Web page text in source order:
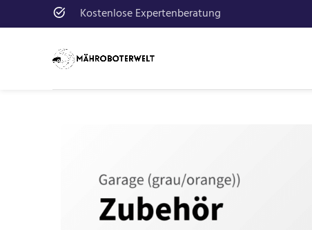
Kostenlose Expertenberatung